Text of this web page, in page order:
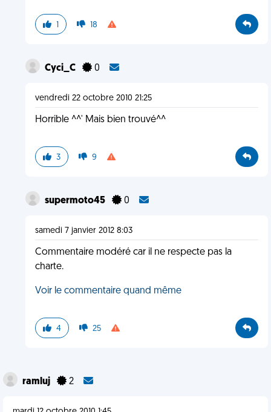
1 18
Cyci_C 0
vendredi 22 octobre 2010 21:25
Horrible ^^' Mais bien trouvé^^
3 9
supermoto45 0
samedi 7 janvier 2012 8:03
Commentaire modéré car il ne respecte pas la
charte.
Voir le commentaire quand même
4 25
ramluj 2